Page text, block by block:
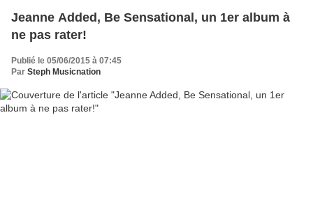
Jeanne Added, Be Sensational, un 1er album à
ne pas rater!
Publié le 05/06/2015 à 07:45
Par Steph Musicnation